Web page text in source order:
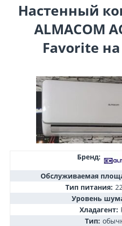
Hастенный
ALMACOM
Favorite
Бренд:
Обслуживаемая
Тип питания:
Уровень
Хладагент:
Тип: